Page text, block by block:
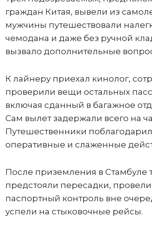
граждан Китая, вывели из
мужчины путешествовали
чемодана и даже без ручной
вызвало дополнительные
К лайнеру приехал кинолог,
проверили вещи остальных
включая сданный в багажное
Сам вылет задержали всего на
Путешественники
оперативные и слаженные
После приземления в Стамбуле
предстояли пересадки,
паспортный контроль вне
успели на стыковочные рейсы.